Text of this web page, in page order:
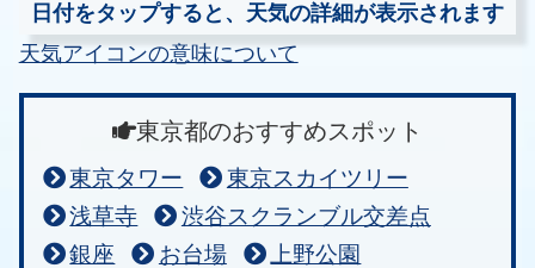
日付をタップすると、天気の詳細が表示されます
天気アイコンの意味について
東京都のおすすめスポット
東京タワー
東京スカイツリー
浅草寺
渋谷スクランブル交差点
銀座
お台場
上野公園